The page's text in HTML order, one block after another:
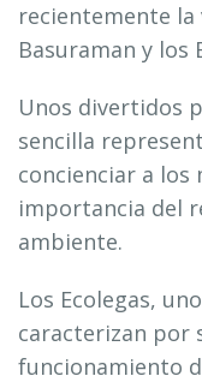
recientemente la
Basuraman y los
Unos divertidos
sencilla
concienciar a los
importancia del
ambiente.
Los Ecolegas,
caracterizan por
funcionamiento